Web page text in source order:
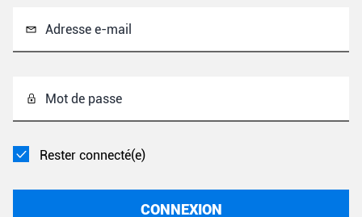
Adresse e-mail
Mot de passe
Rester connecté(e)
CONNEXION